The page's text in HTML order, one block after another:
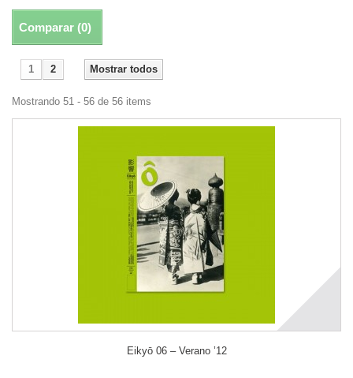
Comparar (0)
Mostrar todos
1 2
Mostrando 51 - 56 de 56 items
Eikyō 06 – Verano ’12